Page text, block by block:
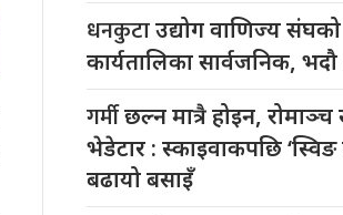
धनकुटाउद्योग वाणिज्य संघको
कार्यतालिका सार्वजनिक,
गर्मीछल्न मात्रै होइन,
भेडेटार : स्काइवाकपछि ‘स्विङ
बढायो बसाइँ